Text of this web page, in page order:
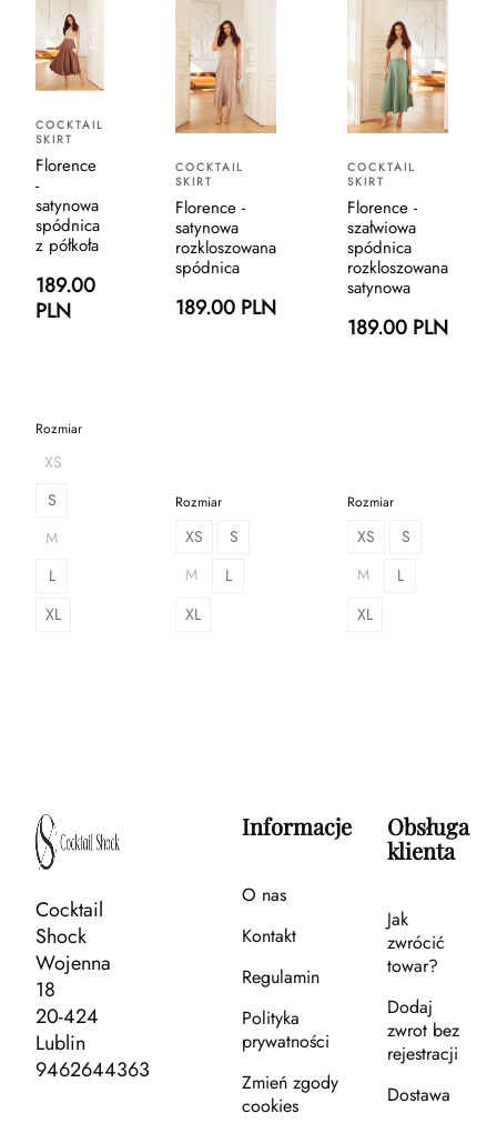
COCKTAIL
SKIRT
Florence
-
satynowa
spódnica
z półkoła
189.00
PLN
Rozmiar
XS
S
M
L
XL
COCKTAIL
SKIRT
Florence -
satynowa
rozkloszowana
spódnica
189.00 PLN
Rozmiar
XS
S
M
L
XL
COCKTAIL
SKIRT
Florence -
szałwiowa
spódnica
rozkloszowana
satynowa
189.00 PLN
Rozmiar
XS
S
M
L
XL
Cocktail
Shock
Wojenna
18
20-424
Lublin
9462644363
Informacje
O nas
Kontakt
Regulamin
Polityka
prywatności
Zmień zgody
cookies
Obsługa
klienta
Jak
zwrócić
towar?
Dodaj
zwrot bez
rejestracji
Dostawa